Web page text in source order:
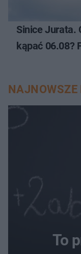
Sinice Jurata.
kąpać 06.08?
NAJNOWSZE
To